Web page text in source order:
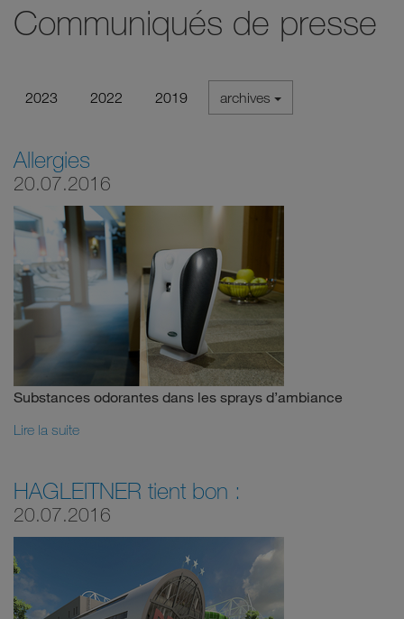
Communiqués de presse
2023 2022 2019 archives
Allergies
20.07.2016
Substances odorantes dans les sprays d’ambiance
Lire la suite
HAGLEITNER tient bon :
20.07.2016